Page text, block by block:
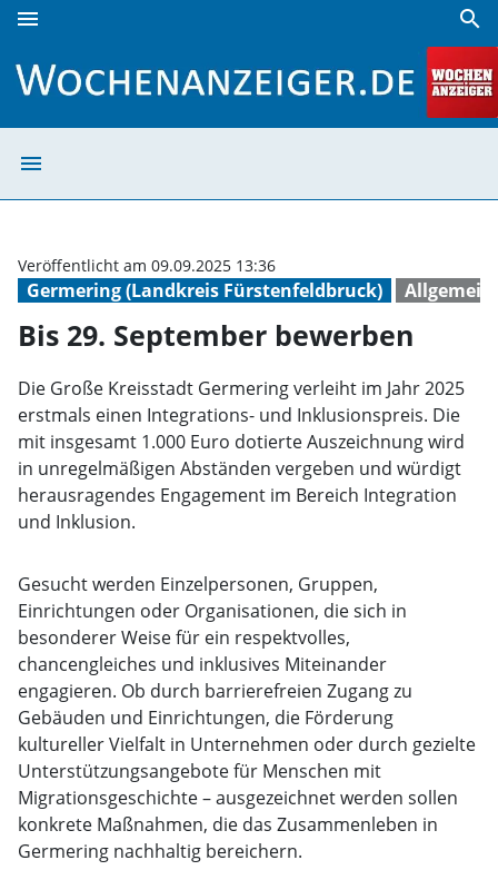
menu search
menu
Germering (Landkreis Fürstenfeldbruck) Allgemein
Veröffentlicht am 09.09.2025 13:36
Bis 29. September bewerben
Die Große Kreisstadt Germering verleiht im Jahr 2025
erstmals einen Integrations- und Inklusionspreis. Die
mit insgesamt 1.000 Euro dotierte Auszeichnung wird
in unregelmäßigen Abständen vergeben und würdigt
herausragendes Engagement im Bereich Integration
und Inklusion.
Gesucht werden Einzelpersonen, Gruppen,
Einrichtungen oder Organisationen, die sich in
besonderer Weise für ein respektvolles,
chancengleiches und inklusives Miteinander
engagieren. Ob durch barrierefreien Zugang zu
Gebäuden und Einrichtungen, die Förderung
kultureller Vielfalt in Unternehmen oder durch gezielte
Unterstützungsangebote für Menschen mit
Migrationsgeschichte – ausgezeichnet werden sollen
konkrete Maßnahmen, die das Zusammenleben in
Germering nachhaltig bereichern.